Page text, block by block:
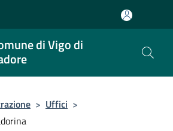
di Vigo di
> Uffici >